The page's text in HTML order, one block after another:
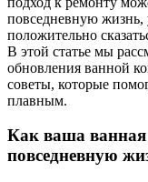
повседневную жизнь,
положительно
В этой статье мы
обновления ванной
советы, которые
плавным.
Как ваша ванная
повседневную